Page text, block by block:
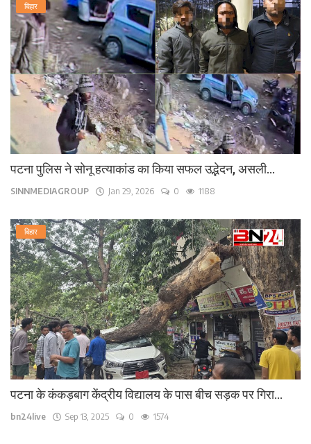
बिहार
पटना पुलिस ने सोनू हत्याकांड का किया सफल उद्भेदन, असली...
SINNMEDIAGROUP Jan 29, 2026 0 1188
बिहार
पटना के कंकड़बाग केंद्रीय विद्यालय के पास बीच सड़क पर गिरा...
bn24live Sep 13, 2025 0 1574